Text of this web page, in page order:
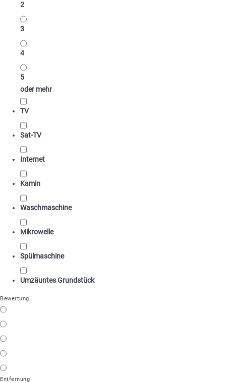
2
3
4
5
oder mehr
TV
Sat-TV
Internet
Kamin
Waschmaschine
Mikrowelle
Spülmaschine
Umzäuntes Grundstück
Bewertung
Entfernung